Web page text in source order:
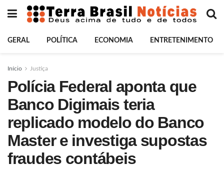
GERAL POLÍTICA ECONOMIA ENTRETENIMENTO
Início Justiça
Polícia Federal aponta que
Banco Digimais teria
replicado modelo do Banco
Master e investiga supostas
fraudes contábeis